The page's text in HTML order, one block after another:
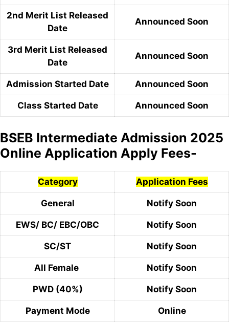
2nd Merit List Released
Date
Announced Soon
3rd Merit List Released
Date
Announced Soon
Admission Started Date Announced Soon
Class Started Date Announced Soon
BSEB Intermediate Admission 2025
Online Application Apply Fees-
Category Application Fees
General Notify Soon
EWS/ BC/ EBC/OBC Notify Soon
SC/ST Notify Soon
All Female Notify Soon
PWD (40%) Notify Soon
Payment Mode Online